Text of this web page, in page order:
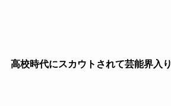
高校時代にスカウトされて芸能界入り